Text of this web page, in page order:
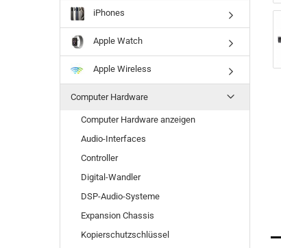
iPhones
Apple Watch
Apple Wireless
Computer Hardware
Computer Hardware anzeigen
Audio-Interfaces
Controller
Digital-Wandler
DSP-Audio-Systeme
Expansion Chassis
Kopierschutzschlüssel